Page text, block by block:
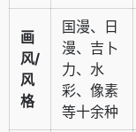
画
风/
风
格
国漫、日
漫、吉卜
力、水
彩、像素
等十余种